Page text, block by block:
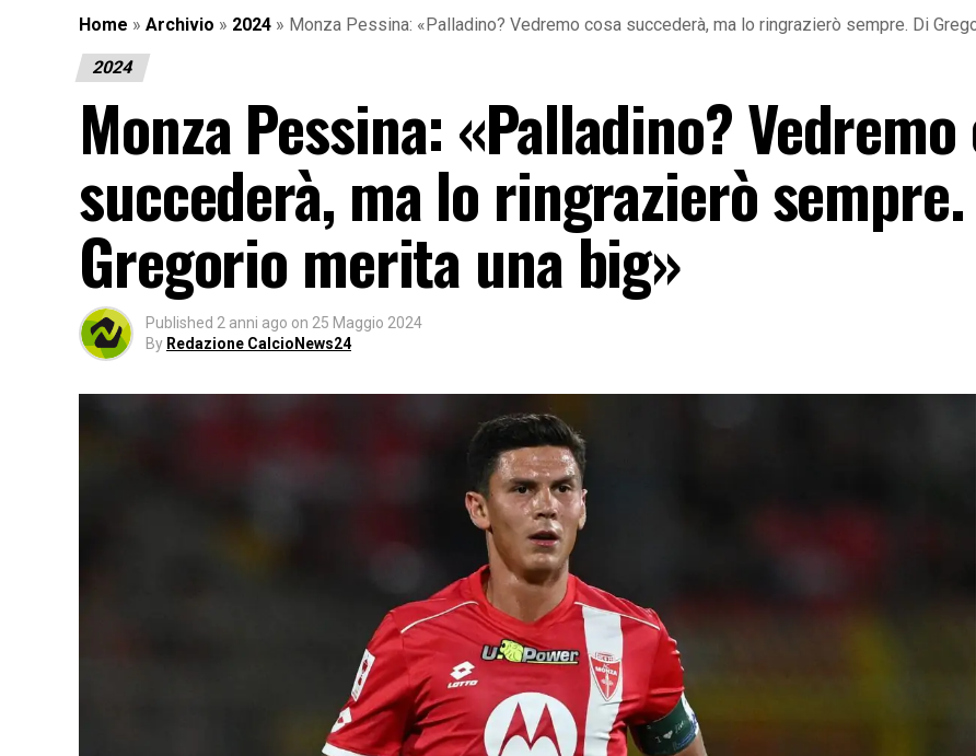
Home » Archivio » 2024 » Monza Pessina: «Palladino? Vedremo cosa succederà, ma lo ringrazierò sempre. Di
2024
Monza Pessina: «Palladino? Vedremo
succederà, ma lo ringrazierò
Gregorio merita una big»
Published 2 anni ago on 25 Maggio 2024
By Redazione CalcioNews24